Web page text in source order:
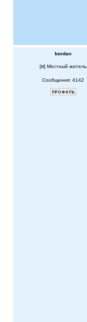
bordan
[ ] Местный житель
Сообщения: 4142